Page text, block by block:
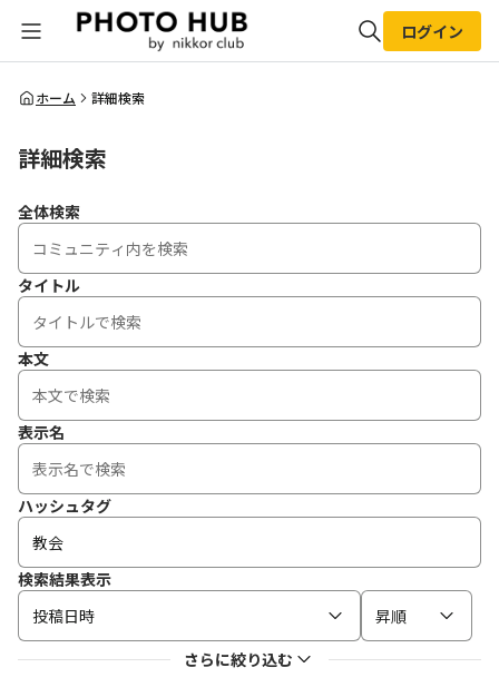
全体検索
ログイン
ホーム 詳細検索
詳細検索
全体検索
タイトル
本文
表示名
ハッシュタグ
検索結果表示
投稿日時
昇順
さらに絞り込む